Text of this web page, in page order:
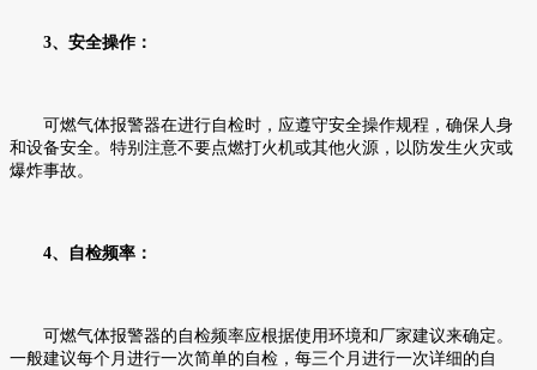
3、安全操作：
可燃气体报警器在进行自检时，应遵守安全操作规程，确保人身
和设备安全。特别注意不要点燃打火机或其他火源，以防发生火灾或
爆炸事故。
4、自检频率：
可燃气体报警器的自检频率应根据使用环境和厂家建议来确定。
一般建议每个月进行一次简单的自检，每三个月进行一次详细的自